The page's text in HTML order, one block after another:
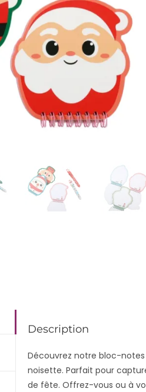
Description
Découvrez notre bloc-
noisette. Parfait pour
de fête. Offrez-vous ou à